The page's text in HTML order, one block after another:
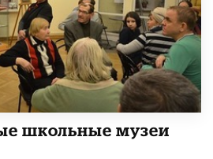
школьные музеи